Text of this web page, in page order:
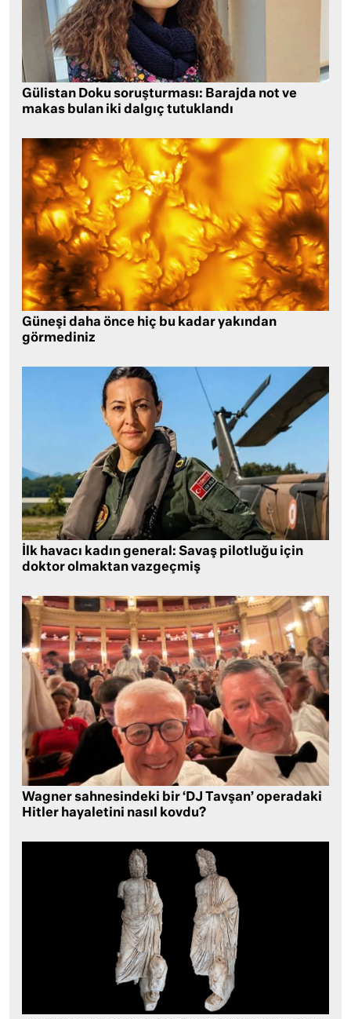
Gülistan Doku soruşturması: Barajda not ve
makas bulan iki dalgıç tutuklandı
Güneşi daha önce hiç bu kadar yakından
görmediniz
İlk havacı kadın general: Savaş pilotluğu için
doktor olmaktan vazgeçmiş
Wagner sahnesindeki bir ‘DJ Tavşan’ operadaki
Hitler hayaletini nasıl kovdu?